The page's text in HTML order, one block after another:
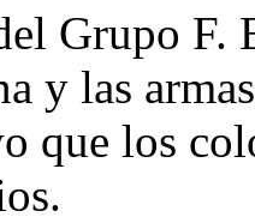
Grupo F.
y las
que los